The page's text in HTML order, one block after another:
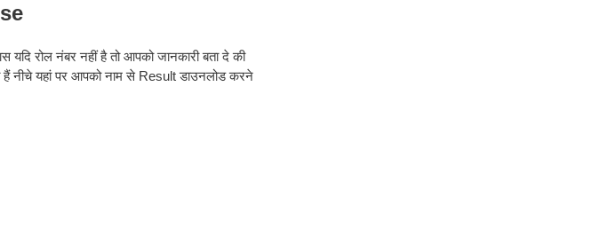
रोल नंबर नहीं है तो आपको जानकारी बता दे की
नीचे यहां पर आपको नाम से Result डाउनलोड करने